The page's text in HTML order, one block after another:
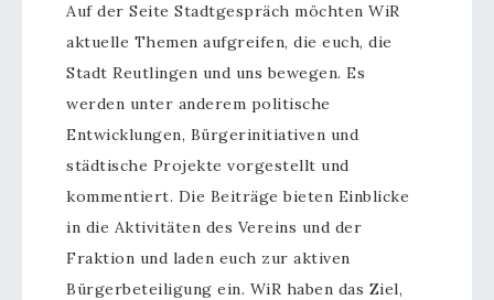
Auf der Seite Stadtgespräch möchten WiR
aktuelle Themen aufgreifen, die euch, die
Stadt Reutlingen und uns bewegen. Es
werden unter anderem politische
Entwicklungen, Bürgerinitiativen und
städtische Projekte vorgestellt und
kommentiert. Die Beiträge bieten Einblicke
in die Aktivitäten des Vereins und der
Fraktion und laden euch zur aktiven
Bürgerbeteiligung ein. WiR haben das Ziel,